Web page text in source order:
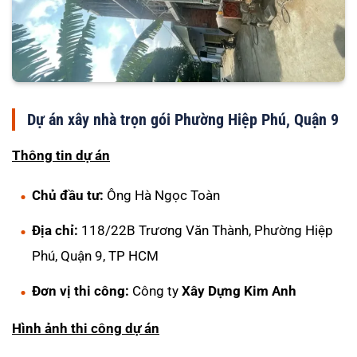
Dự án xây nhà trọn gói Phường Hiệp Phú, Quận 9
Thông tin dự án
Chủ đầu tư: Ông Hà Ngọc Toàn
Địa chỉ: 118/22B Trương Văn Thành, Phường Hiệp
Phú, Quận 9, TP HCM
Đơn vị thi công: Công ty Xây Dựng Kim Anh
Hình ảnh thi công dự án